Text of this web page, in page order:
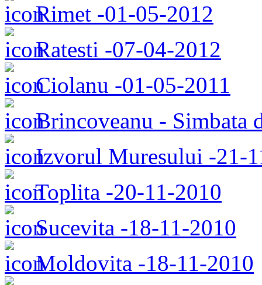
Rimet -01-05-2012
Ratesti -07-04-2012
Ciolanu -01-05-2011
Brincoveanu - Simbata
Izvorul Muresului -21-
Toplita -20-11-2010
Sucevita -18-11-2010
Moldovita -18-11-2010